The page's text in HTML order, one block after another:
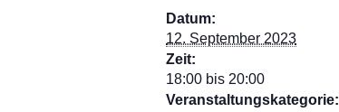
Datum:
12. September 2023
Zeit:
18:00 bis 20:00
Veranstaltungskategorie: